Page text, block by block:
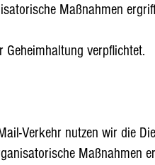
Maßnahmen
Geheimhaltung verpflichtet.
Verkehr nutzen wir die
Maßnahmen